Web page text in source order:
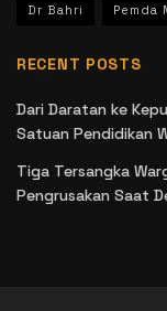
Dr Bahri Pemda
RECENT POSTS
Dari Daratan ke
Satuan Pendidikan
Tiga Tersangka
Pengrusakan Saat